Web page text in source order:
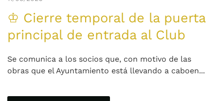
♔ Cierre temporal de la puerta
principal de entrada al Club
Se comunica a los socios que, con motivo de las
obras que el Ayuntamiento está llevando a caboen...